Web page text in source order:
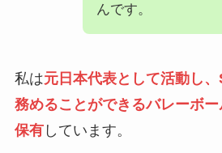
んです。
私は元日本代表として活動し
務めることができるバレーボ
保有しています。